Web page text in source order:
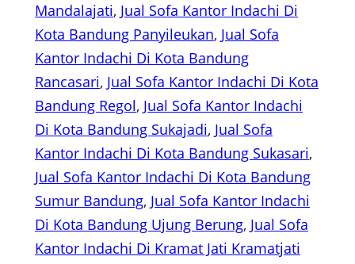
Mandalajati, Jual Sofa Kantor Indachi Di
Kota Bandung Panyileukan, Jual Sofa
Kantor Indachi Di Kota Bandung
Rancasari, Jual Sofa Kantor Indachi Di Kota
Bandung Regol, Jual Sofa Kantor Indachi
Di Kota Bandung Sukajadi, Jual Sofa
Kantor Indachi Di Kota Bandung Sukasari
Jual Sofa Kantor Indachi Di Kota Bandung
Sumur Bandung, Jual Sofa Kantor Indachi
Di Kota Bandung Ujung Berung, Jual Sofa
Kantor Indachi Di Kramat Jati Kramatjati